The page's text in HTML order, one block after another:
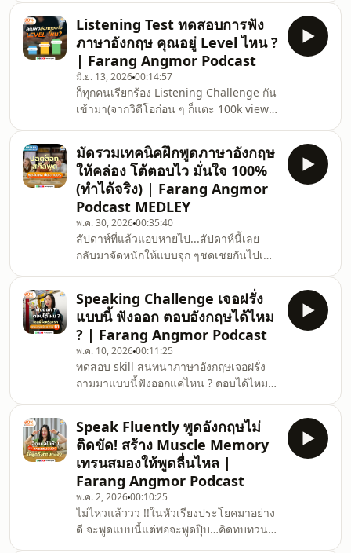
บ้าง)พาทุกคนมาลอง Roleplay ถามตอบ
ภาษาอังกฤษฝึกฟังและตอบ ตม. แบบจัดเต็ม
(เพราะเราเล่นใหญ่อยู่ละ 5555)หยิบเอา
Keyword และคำถามที่มักเจอบ่อยมาให้ได้
ลองฝึกตอบเป็นภาษาอังกฤษให้มั่นใจ และ
ผ่านฉลุยแน่นอนนน !!ได้กี่คะแนนกัน มา
เม้นแชร์กันนะค้าบบบฟัง FULL Podcast
EP. ไ
Listening Test ทดสอบการฟัง
ภาษาอังกฤษ คุณอยู่ Level ไหน ?
| Farang Angmor Podcast
มิ.ย. 13, 202600:14:57
ก็ทุกคนเรียกร้อง Listening Challenge กัน
เข้ามา(จากวิดีโอก่อน ๆ ก็แตะ 100k views
สนุกกว่าเดิมมม !!จัดให้เลย Listening 3
ระดับ Beginner - Advancedมาลองเทส
สนุก ๆ กันว่าเราฟังออก Level ไหน?
(Comment มาบอกด้วยน้าา ☺️)EP นี้จาก
Farang Angmor เราหยิบเอาหัวข้อที่หลาย
คนรู้จักและเป็นหัวข้อที่ทุกคนมีโอกาสเจอ
บ่อยที่สุด มาให้ได้ฝึกฟังและตอบคำถาม
จับใจความสำคัญลองฟัง และตอบแล้
มัดรวมเทคนิคฝึกพูดภาษาอังกฤษ
ให้คล่อง โต้ตอบไว มั่นใจ 100%
(ทำได้จริง) | Farang Angmor
Podcast MEDLEY
พ.ค. 30, 202600:35:40
สัปดาห์ที่แล้วแอบหายไป...สัปดาห์นี้เลย
กลับมาจัดหนักให้แบบจุก ๆชดเชยกันไปเลย
แบบชิล ๆ ไปเลย 30 นาทีคลิปนี้เรารวมทุก
เทคนิคทางลัดที่จะช่วยเปลี่ยนคุณเป็น “คน
ใหม่”ที่พูดอังกฤษโต้ตอบได้ไว ไหลลื่นไม่มี
สะดุดแถมมมมม มัดรวมทริคเด็ด ๆ ที่ฝึกง่าย
ๆ ได้ที่บ้าน แค่วันละไม่กี่นาทีเอาดี๊ ! กะว่า
เอาให้ครบ จบในคลิปเดียวไปเลยใครอยาก
ได้ทางลัด อัปสกิลด่วน ๆ พิมพ์
&#39;Unlock&#39; ไว้ใต
Speaking Challenge เจอฝรั่ง
แบบนี้ ฟังออก ตอบอังกฤษได้ไหม
? | Farang Angmor Podcast
พ.ค. 10, 202600:11:25
ทดสอบ skill สนทนาภาษาอังกฤษเจอฝรั่ง
ถามมาแบบนี้ฟังออกแค่ไหน ? ตอบได้ไหม ?
คุณ “ลองตอบจริง” ไปพร้อมกันแบบ real-
time 🎧ให้ทุกคนได้มีพื้นที่ปลอดภัย ฝึกตอบ
คำถามภาษาอังกฤษกันบ้างฝึกคิด ฝึกพูด
เหมือนอยู่ในสถานการณ์จริง (บอกเลย ผม
จัดเต็มสุด ๆ การละครมากกก 555555)มา
ฝึกพูดไปพร้อมกัน แบบไม่ต้องคิดนาน จะได้
พูดได้คล่องและเป็นธรรมชาติมากขึ้น เป็น
สถานการณ์ที่เจอบ่อยแน่นอนฟั
Speak Fluently พูดอังกฤษไม่
ติดขัด! สร้าง Muscle Memory
เทรนสมองให้พูดลื่นไหล |
Farang Angmor Podcast
พ.ค. 2, 202600:10:25
ไม่ไหวแล้ววว !!ในหัวเรียงประโยคมาอย่าง
ดี จะพูดแบบนี้แต่พอจะพูดปุ๊บ…คิดทบทวน